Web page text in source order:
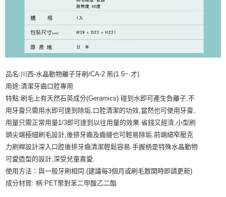
品名:川西-水晶動物離子牙刷/CA-2 熊(1.5~ 才)
用途:清潔牙齒口腔專用
特點:刷毛上有天然石英成分(Geramics).碰到水即可產生負離子,不
用牙膏只需用水即可達到除垢,口腔清潔的功效,當然也可使用牙膏,
用量只需正常用量1/3即可達到以往用量的效果.省錢又經濟,小型刷
頭尖端極細刷毛設計,後排牙齒及齒縫也可輕易除垢.前端細窄壓克
力刷桿設計深入口腔後排牙齒清潔輕鬆容易.手握柄是特殊水晶動物
可愛造型的設計,深受兒童喜愛.
使用方法：與一般牙刷相同.(建議每3個月或刷毛散開時即請更新)
成分材質: 柄:PET聚對苯二甲酸乙二酯